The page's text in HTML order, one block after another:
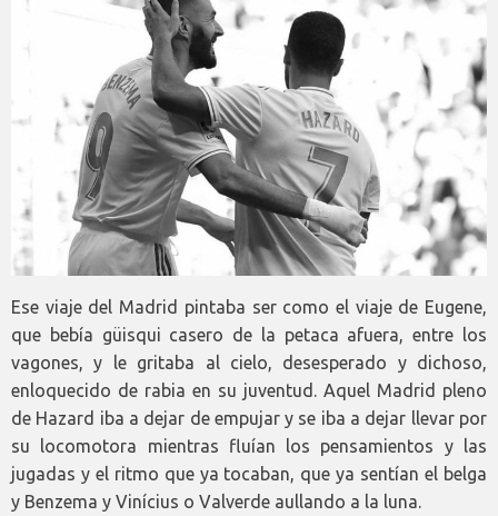
Ese viaje del Madrid pintaba ser como el viaje de Eugene,
que bebía güisqui casero de la petaca afuera, entre los
vagones, y le gritaba al cielo, desesperado y dichoso,
enloquecido de rabia en su juventud. Aquel Madrid pleno
de Hazard iba a dejar de empujar y se iba a dejar llevar por
su locomotora mientras fluían los pensamientos y las
jugadas y el ritmo que ya tocaban, que ya sentían el belga
y Benzema y Vinícius o Valverde aullando a la luna.